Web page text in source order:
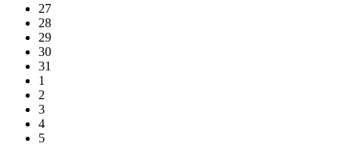
27
28
29
30
31
1
2
3
4
5